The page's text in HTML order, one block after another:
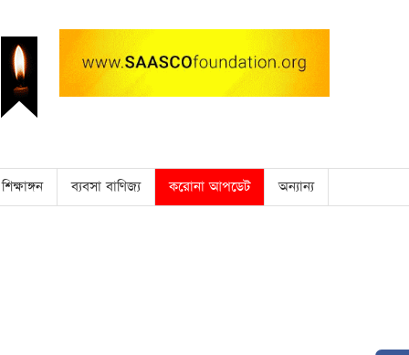
শিক্ষাঙ্গন ব্যবসা বাণিজ্য করোনা আপডেট অন্যান্য